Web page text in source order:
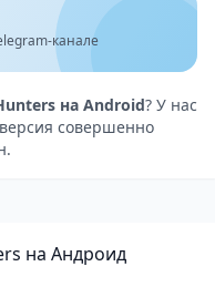
врываетесь в гущу с
движение.
довольно
Во-вторых,
канале
на Android? У нас
совершенно
на Андроид